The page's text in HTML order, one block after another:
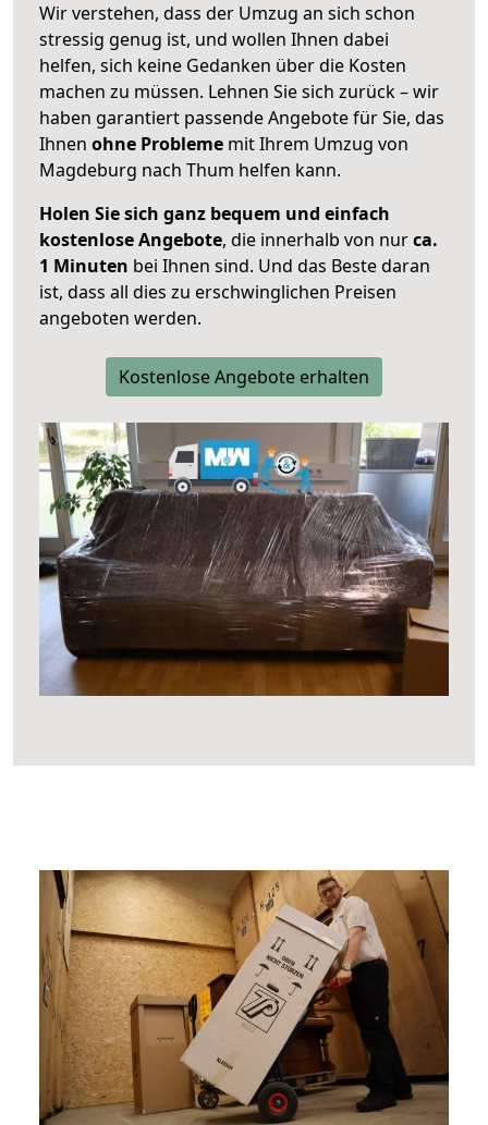
Wir verstehen, dass der Umzug an sich schon
stressig genug ist, und wollen Ihnen dabei
helfen, sich keine Gedanken über die Kosten
machen zu müssen. Lehnen Sie sich zurück – wir
haben garantiert passende Angebote für Sie, das
Ihnen ohne Probleme mit Ihrem Umzug von
Magdeburg nach Thum helfen kann.
Holen Sie sich ganz bequem und einfach
kostenlose Angebote, die innerhalb von nurca.
1 Minuten bei Ihnen sind. Und das Beste daran
ist, dass all dies zu erschwinglichen Preisen
angeboten werden.
Kostenlose Angebote erhalten